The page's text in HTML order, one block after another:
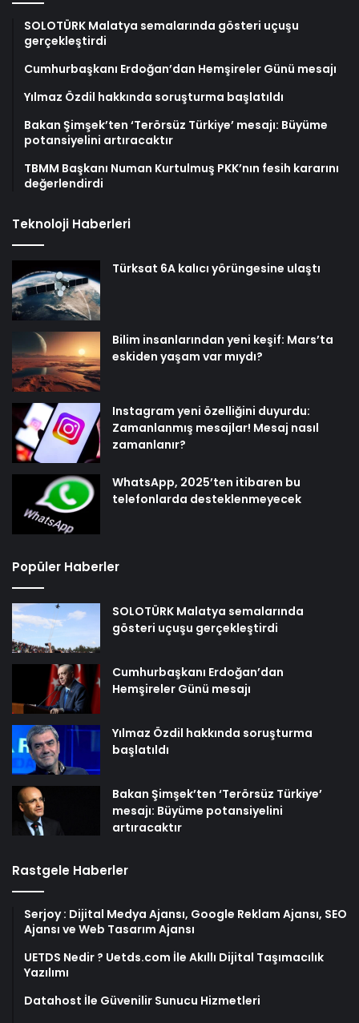
SOLOTÜRK Malatya semalarında gösteri uçuşu
gerçekleştirdi
Cumhurbaşkanı Erdoğan’dan Hemşireler Günü mesajı
Yılmaz Özdil hakkında soruşturma başlatıldı
Bakan Şimşek’ten ‘Terörsüz Türkiye’ mesajı: Büyüme
potansiyelini artıracaktır
TBMM Başkanı Numan Kurtulmuş PKK’nın fesih kararını
değerlendirdi
Teknoloji Haberleri
Türksat 6A kalıcı yörüngesine ulaştı
Bilim insanlarından yeni keşif: Mars’ta
eskiden yaşam var mıydı?
Instagram yeni özelliğini duyurdu:
Zamanlanmış mesajlar! Mesaj nasıl
zamanlanır?
WhatsApp, 2025’ten itibaren bu
telefonlarda desteklenmeyecek
Popüler Haberler
SOLOTÜRK Malatya semalarında
gösteri uçuşu gerçekleştirdi
Cumhurbaşkanı Erdoğan’dan
Hemşireler Günü mesajı
Yılmaz Özdil hakkında soruşturma
başlatıldı
Bakan Şimşek’ten ‘Terörsüz Türkiye’
mesajı: Büyüme potansiyelini
artıracaktır
Rastgele Haberler
Serjoy : Dijital Medya Ajansı, Google Reklam Ajansı, SEO
Ajansı ve Web Tasarım Ajansı
UETDS Nedir ? Uetds.com İle Akıllı Dijital Taşımacılık
Yazılımı
Datahost İle Güvenilir Sunucu Hizmetleri